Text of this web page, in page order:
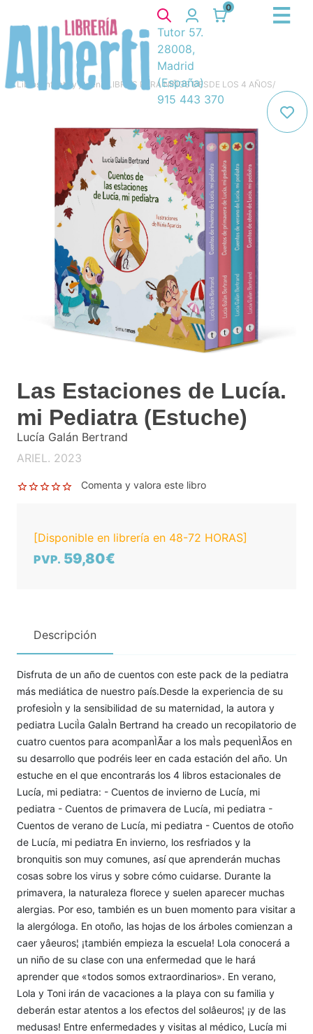
0
Tutor 57.
28008,
Madrid
(España)
915 443 370
Libros Infantil y juvenil LIBROS PARA NIÑOS DESDE LOS 4 AÑOS/
Las Estaciones de Lucía.
mi Pediatra (Estuche)
Lucía Galán Bertrand
ARIEL. 2023
Comenta y valora este libro
[Disponible en librería en 48-72 HORAS]
PVP. 59,80€
Descripción
Disfruta de un año de cuentos con este pack de la pediatra
más mediática de nuestro país.Desde la experiencia de su
profesioÌn y la sensibilidad de su maternidad, la autora y
pediatra LuciÌa GalaÌn Bertrand ha creado un recopilatorio de
cuatro cuentos para acompanÌÃ­ar a los maÌs pequenÌÃ­os en
su desarrollo que podréis leer en cada estación del año. Un
estuche en el que encontrarás los 4 libros estacionales de
Lucía, mi pediatra: - Cuentos de invierno de Lucía, mi
pediatra - Cuentos de primavera de Lucía, mi pediatra -
Cuentos de verano de Lucía, mi pediatra - Cuentos de otoño
de Lucía, mi pediatra En invierno, los resfriados y la
bronquitis son muy comunes, así que aprenderán muchas
cosas sobre los virus y sobre cómo cuidarse. Durante la
primavera, la naturaleza florece y suelen aparecer muchas
alergias. Por eso, también es un buen momento para visitar a
la alergóloga. En otoño, las hojas de los árboles comienzan a
caer yâeuros¦ ¡también empieza la escuela! Lola conocerá a
un niño de su clase con una enfermedad que le hará
aprender que «todos somos extraordinarios». En verano,
Lola y Toni irán de vacaciones a la playa con su familia y
deberán estar atentos a los efectos del solâeuros¦ ¡y de las
medusas! Entre enfermedades y visitas al médico, Lucía mi